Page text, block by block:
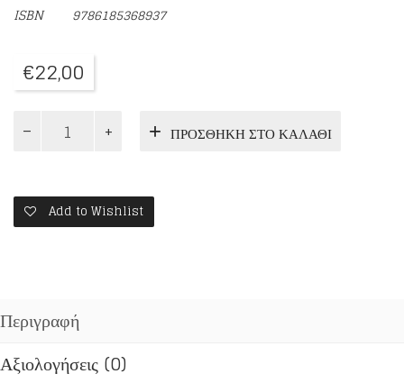
ISBN
9786185368937
€22,00
ΙΛΙΑΔΑ
ποσότητα
ΠΡΟΣΘΉΚΗ ΣΤΟ ΚΑΛΆΘΙ
Add to Wishlist
Περιγραφή
Αξιολογήσεις (0)